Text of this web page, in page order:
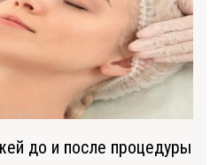
до и после процедуры